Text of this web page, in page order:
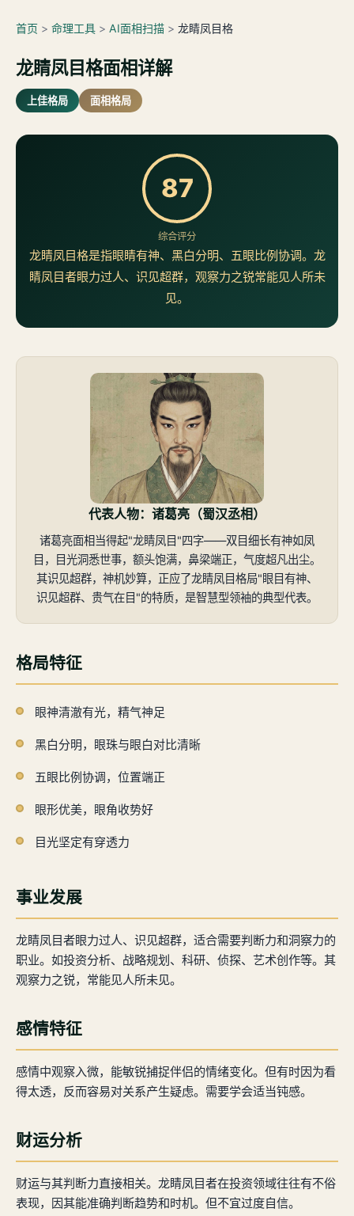
首页 > 命理工具 > AI面相扫描 > 龙睛凤目格
龙睛凤目格面相详解
上佳格局 面相格局
87
综合评分
龙睛凤目格是指眼睛有神、黑白分明、五眼比例协调。龙
睛凤目者眼力过人、识见超群，观察力之锐常能见人所未
见。
代表人物：诸葛亮（蜀汉丞相）
诸葛亮面相当得起"龙睛凤目"四字——双目细长有神如凤
目，目光洞悉世事，额头饱满，鼻梁端正，气度超凡出尘。
其识见超群，神机妙算，正应了龙睛凤目格局"眼目有神、
识见超群、贵气在目"的特质，是智慧型领袖的典型代表。
格局特征
眼神清澈有光，精气神足
黑白分明，眼珠与眼白对比清晰
五眼比例协调，位置端正
眼形优美，眼角收势好
目光坚定有穿透力
事业发展
龙睛凤目者眼力过人、识见超群，适合需要判断力和洞察力的
职业。如投资分析、战略规划、科研、侦探、艺术创作等。其
观察力之锐，常能见人所未见。
感情特征
感情中观察入微，能敏锐捕捉伴侣的情绪变化。但有时因为看
得太透，反而容易对关系产生疑虑。需要学会适当钝感。
财运分析
财运与其判断力直接相关。龙睛凤目者在投资领域往往有不俗
表现，因其能准确判断趋势和时机。但不宜过度自信。